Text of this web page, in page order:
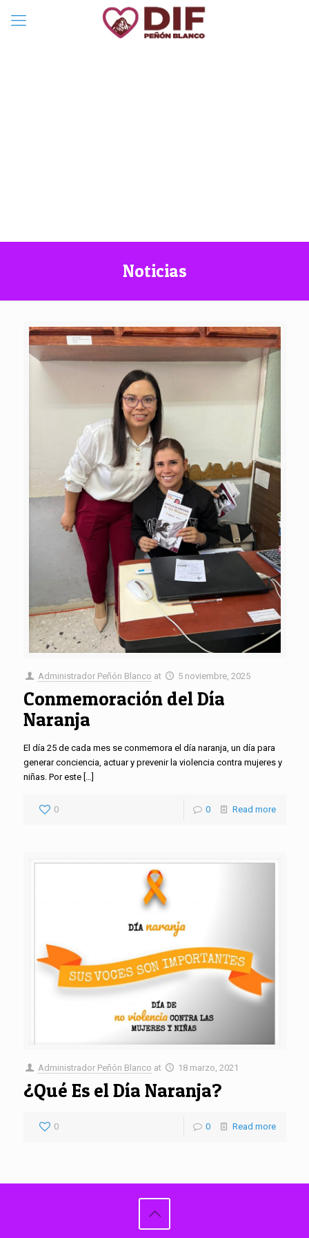
Noticias
Administrador Peñón Blanco at 5 noviembre, 2025
Conmemoración del Día
Naranja
El día 25 de cada mes se conmemora el día naranja, un día para
generar conciencia, actuar y prevenir la violencia contra mujeres y
niñas. Por este[…]
0 0 Read more
Administrador Peñón Blanco at 18 marzo, 2021
¿Qué Es el Día Naranja?
0 0 Read more